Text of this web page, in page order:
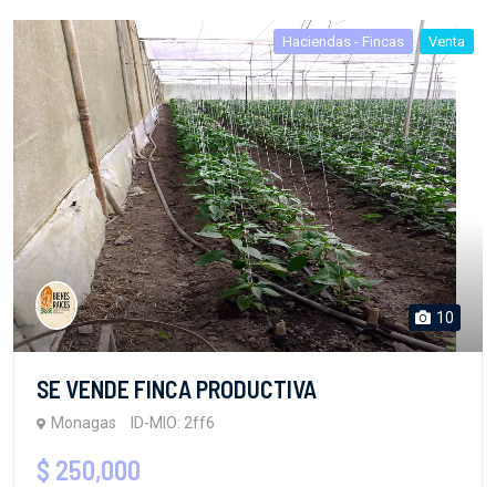
Haciendas - Fincas Venta
10
SE VENDE FINCA PRODUCTIVA
Monagas ID-MIO: 2ff6
$ 250,000